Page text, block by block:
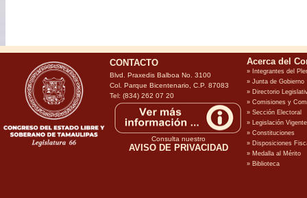
CONTACTO
Blvd. Praxedis Balboa No. 3100
Col. Parque Bicentenario, C.P. 87083
Tel: (834) 262 07 20
Consulta nuestro
AVISO DE PRIVACIDAD